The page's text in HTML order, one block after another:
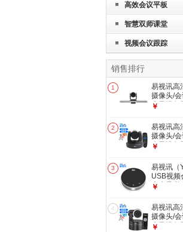
高效会议平板
智慧双师课堂
视频会议跟踪
销售排行
1
易视讯高
摄像头/
克风设备
平广角镜
4KC2
￥
2
易视讯高
摄像头/
克风设备
广角无畸
￥
3
易视讯（
USB视频
麦克风/降
￥
4
易视讯高
摄像头/
克风设备
￥